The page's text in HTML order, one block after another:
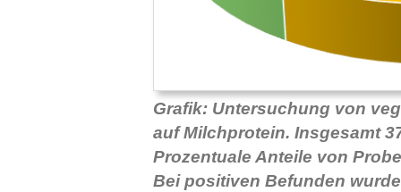
Grafik: Untersuchung von
auf Milchprotein. Insgesamt
Prozentuale Anteile von
Bei positiven Befunden